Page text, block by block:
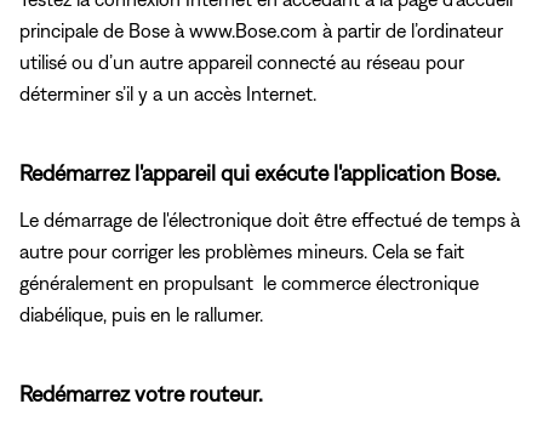
principale de Bose à www.Bose.com à partir de l’ordinateur
utilisé ou d’un autre appareil connecté au réseau pour
déterminer s’il y a un accès Internet.
Redémarrez l'appareil qui exécute l'application Bose.
Le démarrage de l'électronique doit être effectué de temps à
autre pour corriger les problèmes mineurs. Cela se fait
généralement en propulsant le commerce électronique
diabélique, puis en le rallumer.
Redémarrez votre routeur.